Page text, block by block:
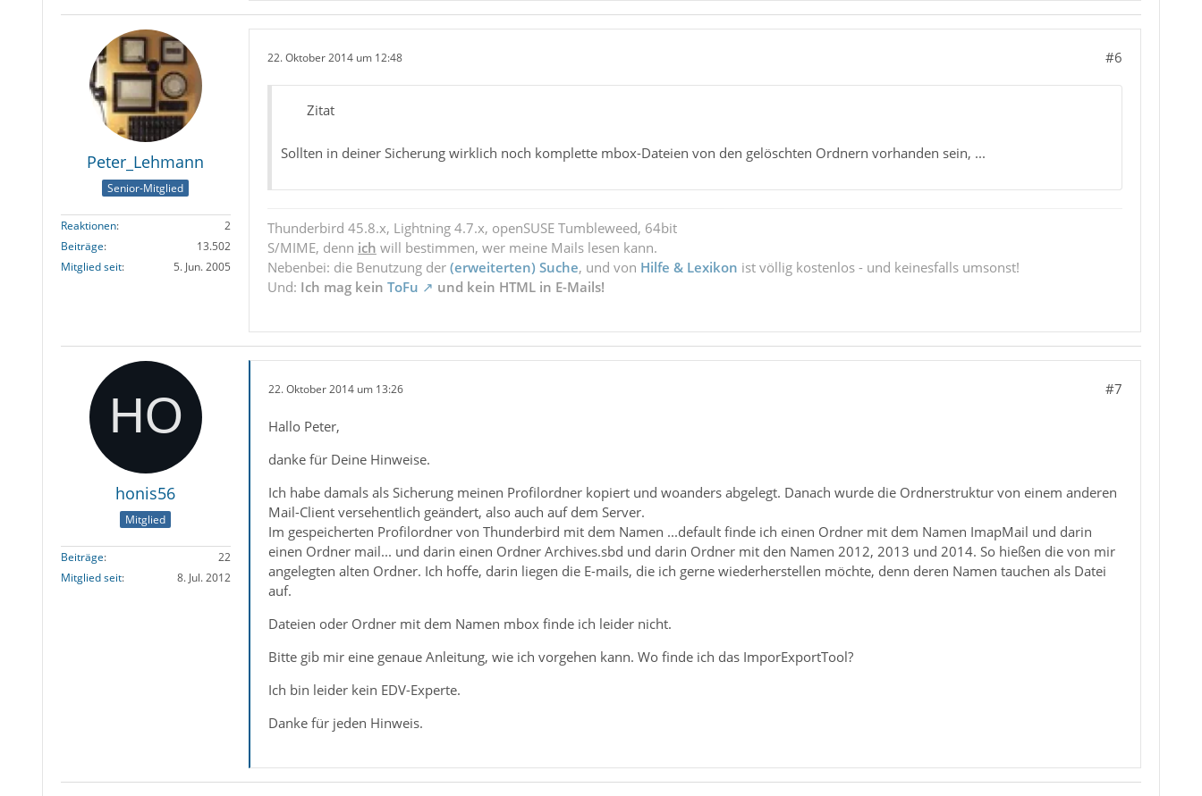
Peter_Lehmann
Senior-Mitglied
Reaktionen
2
Beiträge
13.502
Mitglied seit
5. Jun. 2005
22. Oktober 2014 um 12:48 #6
Zitat
Sollten in deiner Sicherung wirklich noch komplette mbox-Dateien von den gelöschten Ordnern vorhanden sein, ...
Thunderbird 45.8.x, Lightning 4.7.x, openSUSE Tumbleweed, 64bit
S/MIME, denn ich will bestimmen, wer meine Mails lesen kann.
Nebenbei: die Benutzung der (erweiterten) Suche, und von Hilfe & Lexikon ist völlig kostenlos - und keinesfalls umsonst!
Und: Ich mag kein ToFu und kein HTML in E-Mails!
honis56
Mitglied
Beiträge
22
Mitglied seit
8. Jul. 2012
22. Oktober 2014 um 13:26 #7
Hallo Peter,
danke für Deine Hinweise.
Ich habe damals als Sicherung meinen Profilordner kopiert und woanders abgelegt. Danach wurde die Ordnerstruktur von einem anderen
Mail-Client versehentlich geändert, also auch auf dem Server.
Im gespeicherten Profilordner von Thunderbird mit dem Namen ...default finde ich einen Ordner mit dem Namen ImapMail und darin
einen Ordner mail... und darin einen Ordner Archives.sbd und darin Ordner mit den Namen 2012, 2013 und 2014. So hießen die von mir
angelegten alten Ordner. Ich hoffe, darin liegen die E-mails, die ich gerne wiederherstellen möchte, denn deren Namen tauchen als Datei
auf.
Dateien oder Ordner mit dem Namen mbox finde ich leider nicht.
Bitte gib mir eine genaue Anleitung, wie ich vorgehen kann. Wo finde ich das ImporExportTool?
Ich bin leider kein EDV-Experte.
Danke für jeden Hinweis.